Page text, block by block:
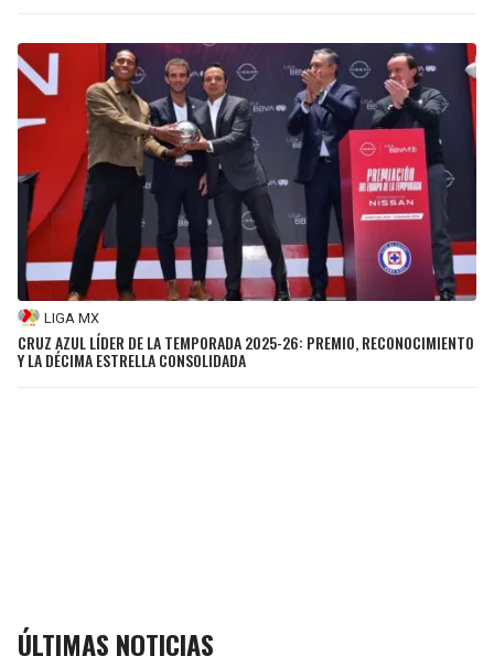
LIGA MX
CRUZ AZUL LÍDER DE LA TEMPORADA 2025-26: PREMIO, RECONOCIMIENTO
Y LA DÉCIMA ESTRELLA CONSOLIDADA
ÚLTIMAS NOTICIAS